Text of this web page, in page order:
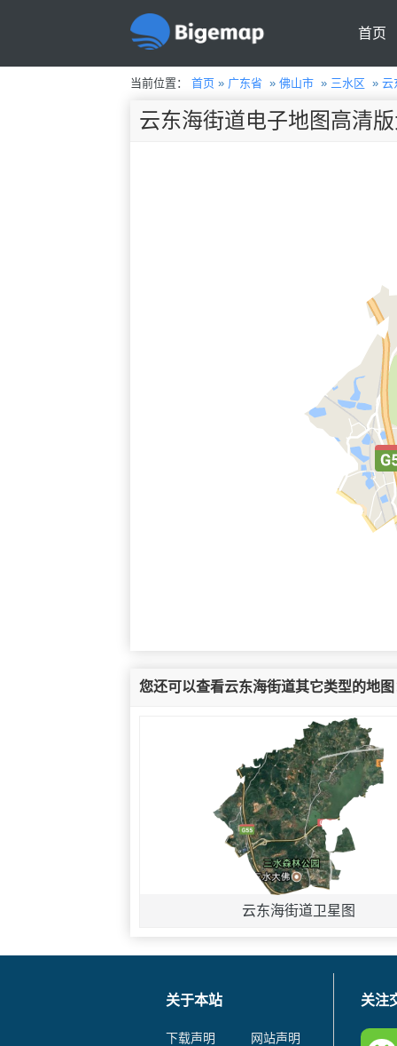
首页
当前位置： 首页» 广东省 » 佛山市» 三水区 » 云
云东海街道电子地图高清
您还可以查看云东海街道其它类型的地图
云东海街道卫星图
关于本站
下载声明
网站声明
关注